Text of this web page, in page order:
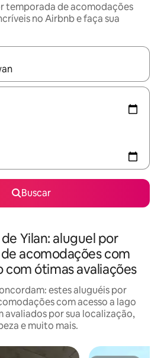
temporada de acomodações
no Airbnb e faça sua
estiverem disponíveis, explore-os
Buscar
Yilan: aluguel por
acomodações com
com ótimas avaliações
estes aluguéis por
com acesso a lago
avaliados por sua localização,
e muito mais.